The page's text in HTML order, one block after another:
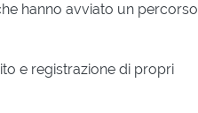
hanno avviato un percorso
e registrazione di propri